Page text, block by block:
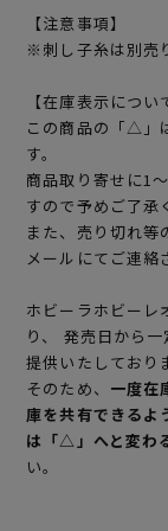
【注意事項】
※刺し子糸は別売
【在庫表示につい
この商品の「△」
す。
商品取り寄せに1
すので予めご了承
また、売り切れ等
メールにてご連絡
ホビーラホビーレ
り、 発売日から
提供いたしており
そのため、 一度在
庫を共有できるよ
は「△」へと変わ
い。